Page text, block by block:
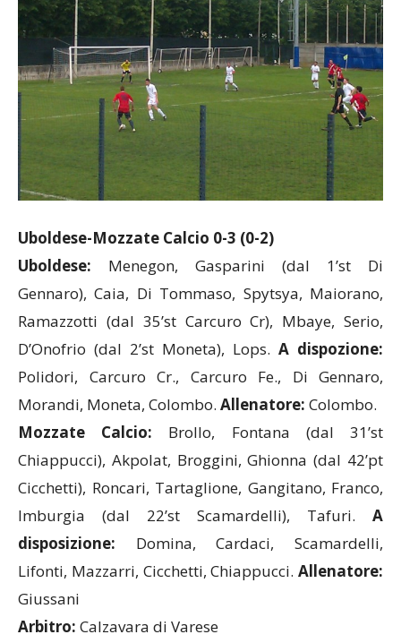
Uboldese-Mozzate Calcio 0-3 (0-2)
Uboldese: Menegon, Gasparini (dal 1’st Di
Gennaro), Caia, Di Tommaso, Spytsya, Maiorano,
Ramazzotti (dal 35’st Carcuro Cr), Mbaye, Serio,
D’Onofrio (dal 2’st Moneta), Lops. A dispozione:
Polidori, Carcuro Cr., Carcuro Fe., Di Gennaro,
Morandi, Moneta, Colombo. Allenatore: Colombo.
Mozzate Calcio: Brollo, Fontana (dal 31’st
Chiappucci), Akpolat, Broggini, Ghionna (dal 42’pt
Cicchetti), Roncari, Tartaglione, Gangitano, Franco,
Imburgia (dal 22’st Scamardelli), Tafuri. A
disposizione: Domina, Cardaci, Scamardelli,
Lifonti, Mazzarri, Cicchetti, Chiappucci. Allenatore:
Giussani
Arbitro: Calzavara di Varese